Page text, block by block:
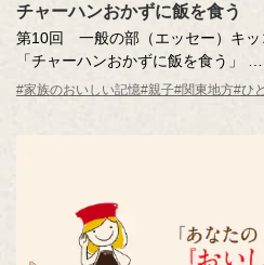
チャーハンおかずに飯を食う
第10回 一般の部（エッセー）キッ
「チャーハンおかずに飯を食う」
多田 大祐さん（東京都・33歳）
#家族のおいしい記憶#親子#関東地方#ひ